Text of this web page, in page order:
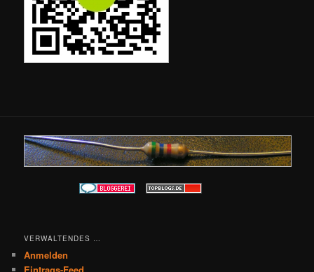
VERWALTENDES …
Anmelden